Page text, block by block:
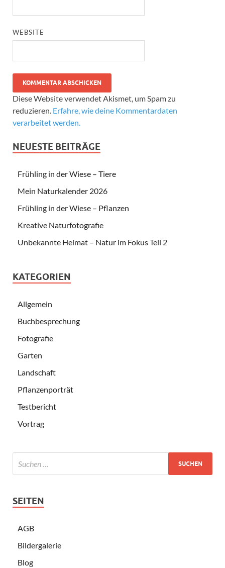
WEBSITE
Diese Website verwendet Akismet, um Spam zu
reduzieren. Erfahre, wie deine Kommentardaten
verarbeitet werden.
NEUESTE BEITRÄGE
Frühling in der Wiese – Tiere
Mein Naturkalender 2026
Frühling in der Wiese – Pflanzen
Kreative Naturfotografie
Unbekannte Heimat – Natur im Fokus Teil 2
KATEGORIEN
Allgemein
Buchbesprechung
Fotografie
Garten
Landschaft
Pflanzenporträt
Testbericht
Vortrag
SEITEN
AGB
Bildergalerie
Blog